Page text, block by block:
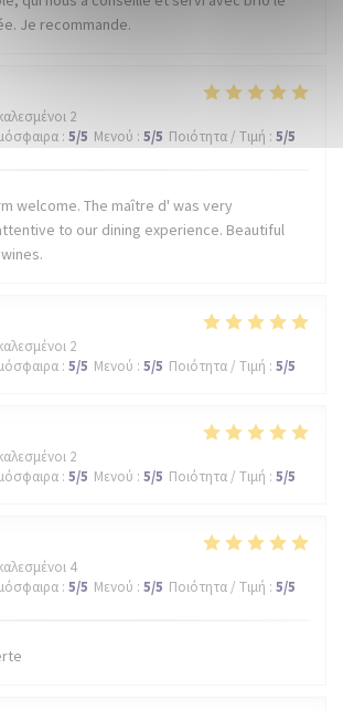
Je recommande.
2
: 5/5 Μενού : 5/5 Ποιότητα / Τιμή : 5/5
welcome. The maître d' was very
to our dining experience. Beautiful
2
: 5/5 Μενού : 5/5 Ποιότητα / Τιμή : 5/5
2
: 5/5 Μενού : 5/5 Ποιότητα / Τιμή : 5/5
4
: 5/5 Μενού : 5/5 Ποιότητα / Τιμή : 5/5